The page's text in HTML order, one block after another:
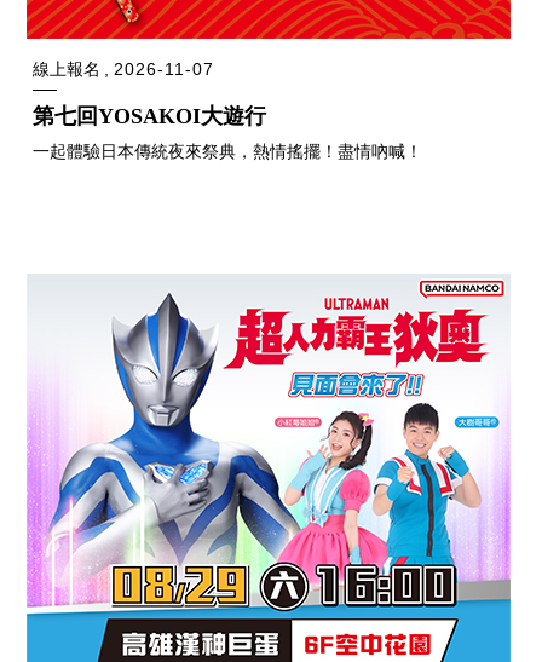
線上報名 2026-11-07
第七回YOSAKOI大遊行
一起體驗日本傳統夜來祭典，熱情搖擺！盡情吶喊！